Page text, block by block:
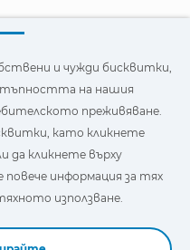
и бисквитки на
подобри навигацията и
и да оптимизира
Можете да кликнете
използването им.
и чужди бисквитки,
на нашия
преживяване.
като кликнете
да кликнете върху
повече информация за тях
използване.